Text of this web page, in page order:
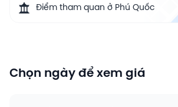
Quốc, Duong To, Phu Quoc, Vietnam
Điểm tham quan ở Phú Quốc
Chọn ngày để xem giá